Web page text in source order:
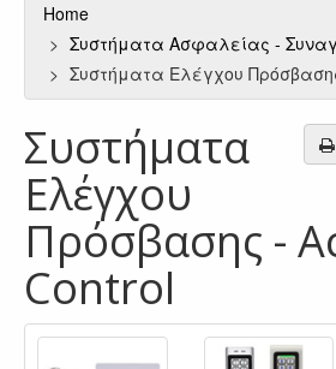
Home
Συστήματα Ασφαλείας -
Συστήματα Ελέγχου
Συστήματα
Ελέγχου
Πρόσβασης -
Control